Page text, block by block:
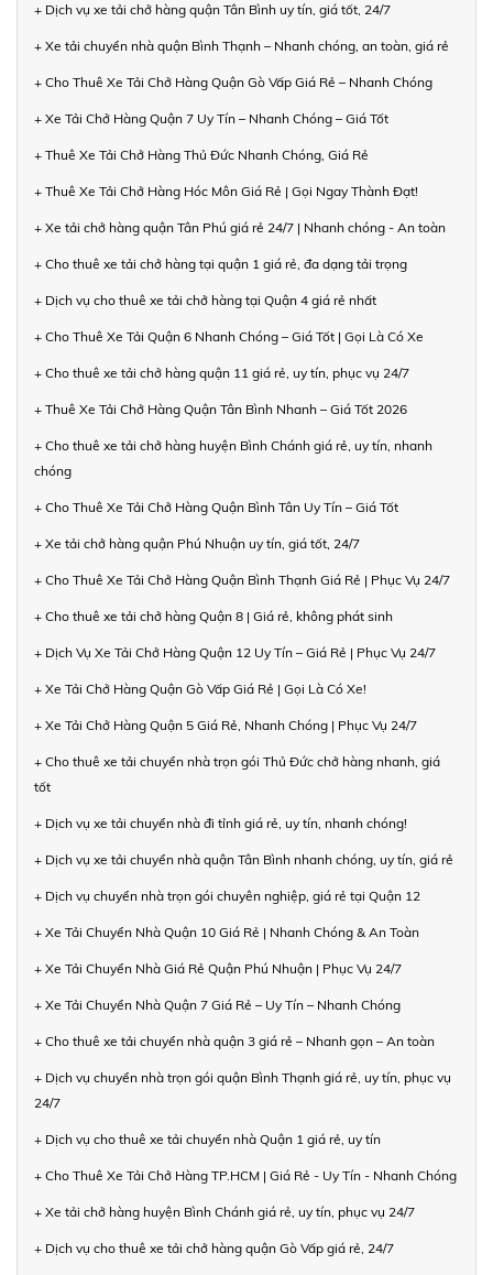
+ Dịch vụ xe tải chở hàng quận Tân Bình uy tín, giá tốt, 24/7
+ Xe tải chuyển nhà quận Bình Thạnh – Nhanh chóng, an toàn, giá rẻ
+ Cho Thuê Xe Tải Chở Hàng Quận Gò Vấp Giá Rẻ – Nhanh Chóng
+ Xe Tải Chở Hàng Quận 7 Uy Tín – Nhanh Chóng – Giá Tốt
+ Thuê Xe Tải Chở Hàng Thủ Đức Nhanh Chóng, Giá Rẻ
+ Thuê Xe Tải Chở Hàng Hóc Môn Giá Rẻ | Gọi Ngay Thành Đạt!
+ Xe tải chở hàng quận Tân Phú giá rẻ 24/7 | Nhanh chóng - An toàn
+ Cho thuê xe tải chở hàng tại quận 1 giá rẻ, đa dạng tải trọng
+ Dịch vụ cho thuê xe tải chở hàng tại Quận 4 giá rẻ nhất
+ Cho Thuê Xe Tải Quận 6 Nhanh Chóng – Giá Tốt | Gọi Là Có Xe
+ Cho thuê xe tải chở hàng quận 11 giá rẻ, uy tín, phục vụ 24/7
+ Thuê Xe Tải Chở Hàng Quận Tân Bình Nhanh – Giá Tốt 2026
+ Cho thuê xe tải chở hàng huyện Bình Chánh giá rẻ, uy tín, nhanh
chóng
+ Cho Thuê Xe Tải Chở Hàng Quận Bình Tân Uy Tín – Giá Tốt
+ Xe tải chở hàng quận Phú Nhuận uy tín, giá tốt, 24/7
+ Cho Thuê Xe Tải Chở Hàng Quận Bình Thạnh Giá Rẻ | Phục Vụ 24/7
+ Cho thuê xe tải chở hàng Quận 8 | Giá rẻ, không phát sinh
+ Dịch Vụ Xe Tải Chở Hàng Quận 12 Uy Tín – Giá Rẻ | Phục Vụ 24/7
+ Xe Tải Chở Hàng Quận Gò Vấp Giá Rẻ | Gọi Là Có Xe!
+ Xe Tải Chở Hàng Quận 5 Giá Rẻ, Nhanh Chóng | Phục Vụ 24/7
+ Cho thuê xe tải chuyển nhà trọn gói Thủ Đức chở hàng nhanh, giá
tốt
+ Dịch vụ xe tải chuyển nhà đi tỉnh giá rẻ, uy tín, nhanh chóng!
+ Dịch vụ xe tải chuyển nhà quận Tân Bình nhanh chóng, uy tín, giá rẻ
+ Dịch vụ chuyển nhà trọn gói chuyên nghiệp, giá rẻ tại Quận 12
+ Xe Tải Chuyển Nhà Quận 10 Giá Rẻ | Nhanh Chóng & An Toàn
+ Xe Tải Chuyển Nhà Giá Rẻ Quận Phú Nhuận | Phục Vụ 24/7
+ Xe Tải Chuyển Nhà Quận 7 Giá Rẻ – Uy Tín – Nhanh Chóng
+ Cho thuê xe tải chuyển nhà quận 3 giá rẻ – Nhanh gọn – An toàn
+ Dịch vụ chuyển nhà trọn gói quận Bình Thạnh giá rẻ, uy tín, phục vụ
24/7
+ Dịch vụ cho thuê xe tải chuyển nhà Quận 1 giá rẻ, uy tín
+ Cho Thuê Xe Tải Chở Hàng TP.HCM | Giá Rẻ - Uy Tín - Nhanh Chóng
+ Xe tải chở hàng huyện Bình Chánh giá rẻ, uy tín, phục vụ 24/7
+ Dịch vụ cho thuê xe tải chở hàng quận Gò Vấp giá rẻ, 24/7